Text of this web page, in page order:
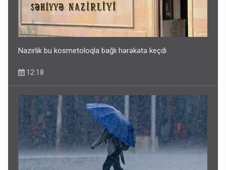
Nazirlik bu kosmetoloqla bağlı hərəkətə keçdi
12:18